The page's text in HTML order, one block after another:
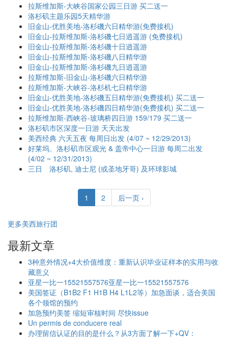
拉斯维加斯-大峡谷国家公园三日游 买二送一
洛杉矶主题乐园5天精华游
旧金山-优胜美地-洛杉磯六日精华游(免费接机)
旧金山-拉斯维加斯-洛杉磯七日逍遥游 (免费接机)
旧金山-拉斯维加斯-洛杉磯十日逍遥游
旧金山-拉斯维加斯-洛杉磯八日精华游
旧金山-拉斯维加斯-洛杉磯九日逍遥游
拉斯维加斯-旧金山-洛杉磯六日精华游
拉斯维加斯-大峡谷-洛杉机七日精华游
旧金山-优胜美地-洛杉磯五日精华游(免费接机) 买二送一
旧金山-优胜美地-洛杉磯四日精华游(免费接机) 买二送一
拉斯维加斯-西峡谷-玻璃桥四日游 159/179 买二送一
洛杉矶市区深度一日游 天天出发
美西经典 六天五夜 每周日出发 (4/07 ~ 12/29/2013)
好莱坞、洛杉矶市区观光 & 盖帝中心一日游 每周二出发
(4/02 ~ 12/31/2013)
三日 洛杉矶, 迪士尼 (或圣地牙哥) 及环球影城
1 2 后一页 ›
更多美西旅行团
最新文章
3种意外情况+4大价值维度：重新认识毕业证样本的实用与收
藏意义
亚星一比一15521557576亚星一比一15521557576
美国签证（B1B2 F1 H1B H4 L1L2等）加急面谈，适合美国
各个领馆的预约
加急预约美签 缩短审核时间 尽快issue
Un permis de conducere real
办理留信认证的目的是什么？从3方面了解一下+QV：